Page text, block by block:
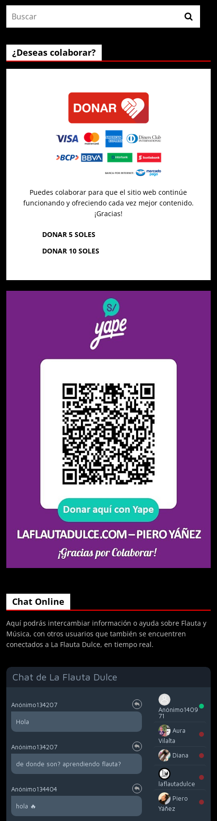
¿Deseas colaborar?
Puedes colaborar para que el sitio web continúe
funcionando y ofreciendo cada vez mejor contenido.
¡Gracias!
DONAR 5 SOLES
DONAR 10 SOLES
Chat Online
Aquí podrás intercambiar información o ayuda sobre Flauta y
Música, con otros usuarios que también se encuentren
conectados a La Flauta Dulce, en tiempo real.
Chat de La Flauta Dulce
Anónimo134207
Hola
Anónimo134207
de donde son? aprendiendo flauta?
Anónimo134404
hola 🔥
Anónimo1409
71
Aura
Vilalta
Diana
laflautadulce
Piero
Yáñez